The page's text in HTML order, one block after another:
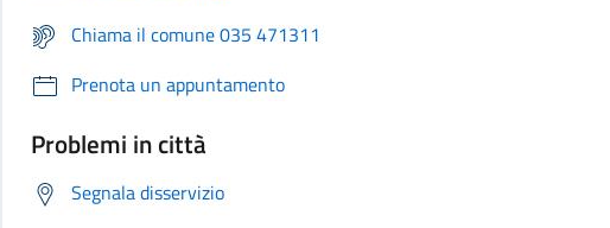
Chiama il comune 035 471311
Prenota un appuntamento
Problemi in città
Segnala disservizio